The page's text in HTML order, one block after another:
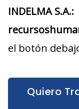
INDELMA S.A.:
el botón
Quiero